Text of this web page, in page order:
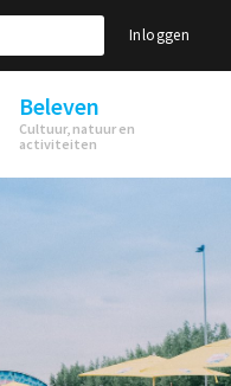
Inloggen
Beleven
Cultuur, natuur en
activiteiten